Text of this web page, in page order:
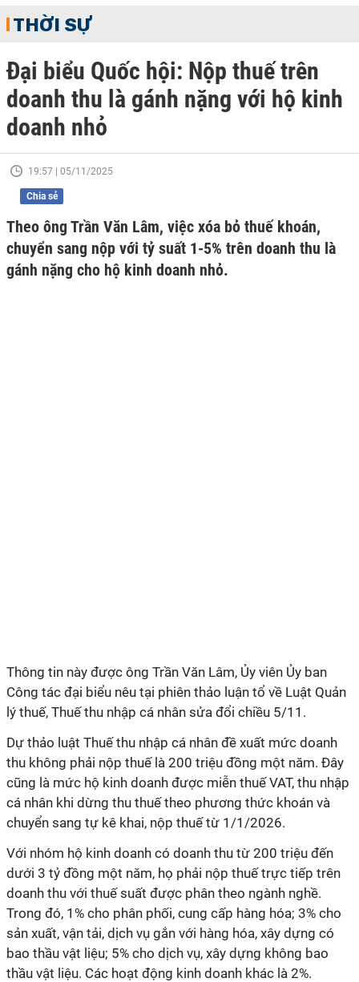
THỜI SỰ
Đại biểu Quốc hội: Nộp thuế trên
doanh thu là gánh nặng với hộ kinh
doanh nhỏ
19:57 | 05/11/2025
Chia sẻ
Theo ông Trần Văn Lâm, việc xóa bỏ thuế khoán,
chuyển sang nộp với tỷ suất 1-5% trên doanh thu là
gánh nặng cho hộ kinh doanh nhỏ.
Thông tin này được ông Trần Văn Lâm, Ủy viên Ủy ban
Công tác đại biểu nêu tại phiên thảo luận tổ về Luật Quản
lý thuế, Thuế thu nhập cá nhân sửa đổi chiều 5/11.
Dự thảo luật Thuế thu nhập cá nhân đề xuất mức doanh
thu không phải nộp thuế là 200 triệu đồng một năm. Đây
cũng là mức hộ kinh doanh được miễn thuế VAT, thu nhập
cá nhân khi dừng thu thuế theo phương thức khoán và
chuyển sang tự kê khai, nộp thuế từ 1/1/2026.
Với nhóm hộ kinh doanh có doanh thu từ 200 triệu đến
dưới 3 tỷ đồng một năm, họ phải nộp thuế trực tiếp trên
doanh thu với thuế suất được phân theo ngành nghề.
Trong đó, 1% cho phân phối, cung cấp hàng hóa; 3% cho
sản xuất, vận tải, dịch vụ gắn với hàng hóa, xây dựng có
bao thầu vật liệu; 5% cho dịch vụ, xây dựng không bao
thầu vật liệu. Các hoạt động kinh doanh khác là 2%.